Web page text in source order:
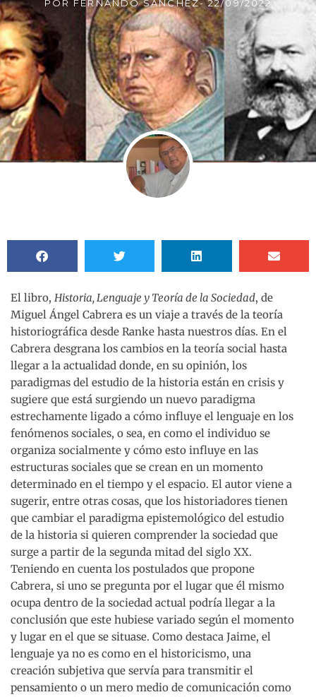
POR FERNANDO SÁNCHEZ- 22/09/2022
El libro, Historia, Lenguaje y Teoría de la Sociedad, de
Miguel Ángel Cabrera es un viaje a través de la teoría
historiográfica desde Ranke hasta nuestros días. En el
Cabrera desgrana los cambios en la teoría social hasta
llegar a la actualidad donde, en su opinión, los
paradigmas del estudio de la historia están en crisis y
sugiere que está surgiendo un nuevo paradigma
estrechamente ligado a cómo influye el lenguaje en los
fenómenos sociales, o sea, en como el individuo se
organiza socialmente y cómo esto influye en las
estructuras sociales que se crean en un momento
determinado en el tiempo y el espacio. El autor viene a
sugerir, entre otras cosas, que los historiadores tienen
que cambiar el paradigma epistemológico del estudio
de la historia si quieren comprender la sociedad que
surge a partir de la segunda mitad del siglo XX.
Teniendo en cuenta los postulados que propone
Cabrera, si uno se pregunta por el lugar que él mismo
ocupa dentro de la sociedad actual podría llegar a la
conclusión que este hubiese variado según el momento
y lugar en el que se situase. Como destaca Jaime, el
lenguaje ya no es como en el historicismo, una
creación subjetiva que servía para transmitir el
pensamiento o un mero medio de comunicación como